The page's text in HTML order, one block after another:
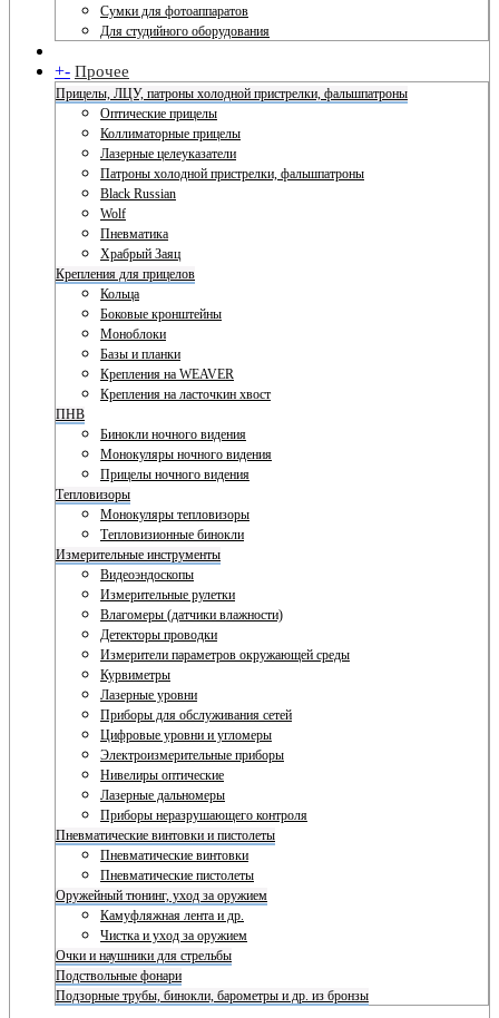
Сумки для фотоаппаратов
Для студийного оборудования
+- Прочее
Прицелы, ЛЦУ, патроны холодной пристрелки, фальшпатроны
Оптические прицелы
Коллиматорные прицелы
Лазерные целеуказатели
Патроны холодной пристрелки, фальшпатроны
Black Russian
Wolf
Пневматика
Храбрый Заяц
Крепления для прицелов
Кольца
Боковые кронштейны
Моноблоки
Базы и планки
Крепления на WEAVER
Крепления на ласточкин хвост
ПНВ
Бинокли ночного видения
Монокуляры ночного видения
Прицелы ночного видения
Тепловизоры
Монокуляры тепловизоры
Тепловизионные бинокли
Измерительные инструменты
Видеоэндоскопы
Измерительные рулетки
Влагомеры (датчики влажности)
Детекторы проводки
Измерители параметров окружающей среды
Курвиметры
Лазерные уровни
Приборы для обслуживания сетей
Цифровые уровни и угломеры
Электроизмерительные приборы
Нивелиры оптические
Лазерные дальномеры
Приборы неразрушающего контроля
Пневматические винтовки и пистолеты
Пневматические винтовки
Пневматические пистолеты
Оружейный тюнинг, уход за оружием
Камуфляжная лента и др.
Чистка и уход за оружием
Очки и наушники для стрельбы
Подствольные фонари
Подзорные трубы, бинокли, барометры и др. из бронзы